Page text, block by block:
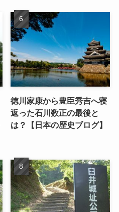
徳川家康から豊臣秀吉へ寝
返った石川数正の最後と
は？【日本の歴史ブログ】